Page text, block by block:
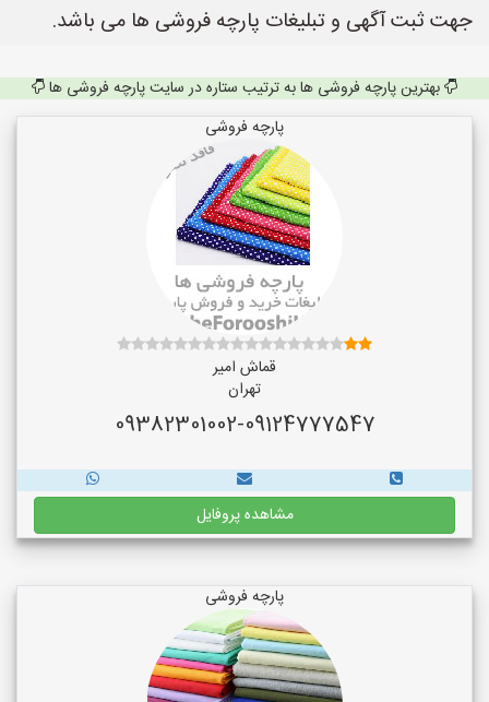
جهت ثبت آگهی و تبلیغات پارچه فروشی ها می باشد.
بهترین پارچه فروشی ها به ترتیب ستاره در سایت پارچه فروشی ها
پارچه فروشی
قماش امیر
تهران
09382301002-09124777547
مشاهده پروفایل
پارچه فروشی